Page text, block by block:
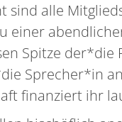
sind alle
einer
Spitze
Sprecher*in
finanziert ihr